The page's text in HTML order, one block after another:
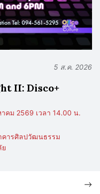
5 ส.ค. 2026
II: Disco+
คม 2569 เวลา 14.00 น.
คารศิลปวัฒนธรรม